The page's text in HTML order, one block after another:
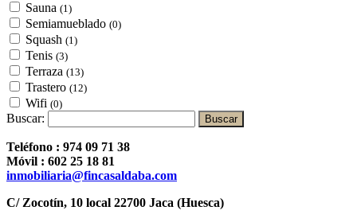
Sauna (1)
Semiamueblado (0)
Squash (1)
Tenis (3)
Terraza (13)
Trastero (12)
Wifi (0)
Buscar:
Teléfono : 974 09 71 38
Móvil : 602 25 18 81
inmobiliaria@fincasaldaba.com
C/ Zocotín, 10 local 22700 Jaca (Huesca)